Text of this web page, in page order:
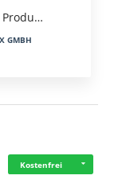
Produ…
GMBH
Kostenfrei